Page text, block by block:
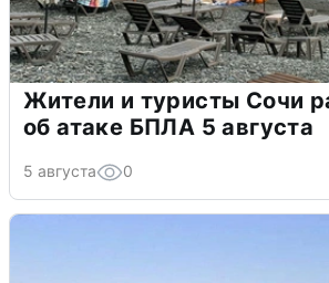
Жители и туристы Сочи
об атаке БПЛА 5 августа
5 августа 0